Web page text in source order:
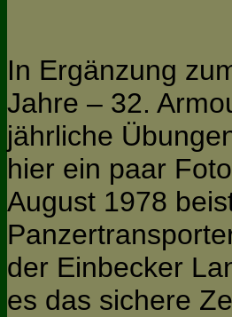
In Ergänzung
Jahre – 32.
jährliche
hier ein paar
August 1978
der Einbecker
es das sichere